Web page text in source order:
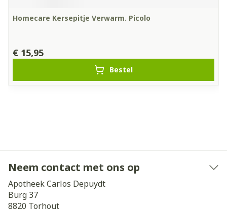
Homecare Kersepitje Verwarm. Picolo
€ 15,95
Bestel
Neem contact met ons op
Apotheek Carlos Depuydt
Burg 37
8820 Torhout